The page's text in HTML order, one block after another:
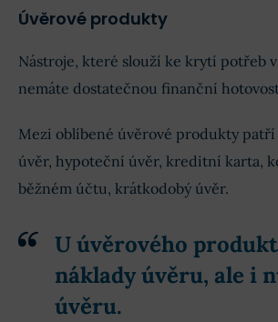
Úvěrové produkty
Nástroje, které slouží ke krytí potřeb
nemáte dostatečnou finanční
Mezi oblíbené úvěrové produkty
úvěr, hypoteční úvěr, kreditní karta,
běžném účtu, krátkodobý úvěr.
U úvěrového
náklady úvěru, ale i
úvěru.